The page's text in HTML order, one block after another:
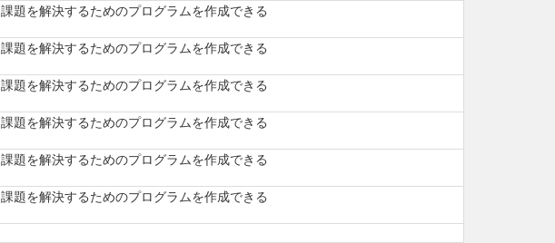
課題を解決するためのプログラムを作成できる
課題を解決するためのプログラムを作成できる
課題を解決するためのプログラムを作成できる
課題を解決するためのプログラムを作成できる
課題を解決するためのプログラムを作成できる
課題を解決するためのプログラムを作成できる